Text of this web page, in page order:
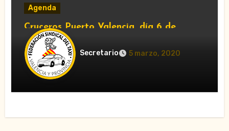
Agenda
Cruceros Puerto Valencia, día 6 de
marzo del 2020
Secretario 5 marzo, 2020